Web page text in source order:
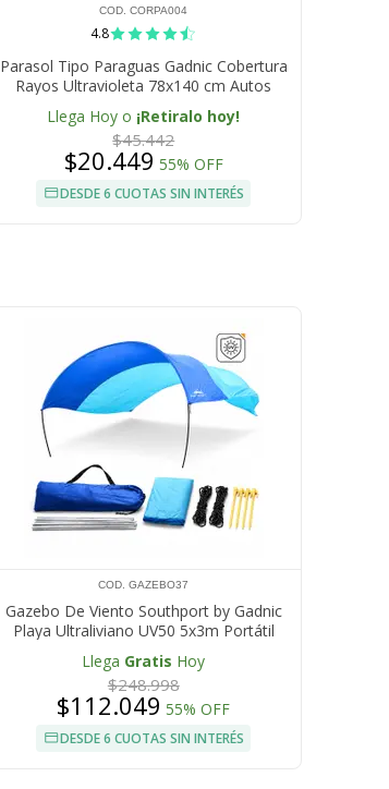
COD. CORPA004
4.8
Parasol Tipo Paraguas Gadnic Cobertura
Rayos Ultravioleta 78x140 cm Autos
Camionetas SUV
Llega Hoy o ¡Retiralo hoy!
$45.442
$20.449 55% OFF
DESDE 6 CUOTAS SIN INTERÉS
COD. GAZEBO37
Gazebo De Viento Southport by Gadnic
Playa Ultraliviano UV50 5x3m Portátil
Llega Gratis Hoy
$248.998
$112.049 55% OFF
DESDE 6 CUOTAS SIN INTERÉS